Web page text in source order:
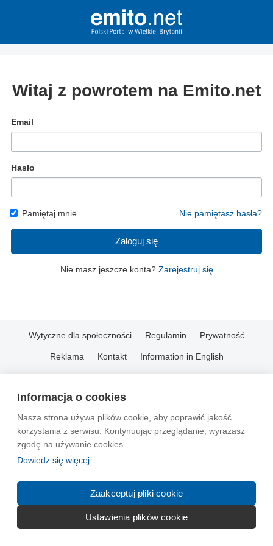
Informacja o cookies
Nasza strona używa plików cookie, aby poprawić jakość
korzystania z serwisu. Kontynuując przeglądanie, wyrażasz
zgodę na używanie cookies.
Dowiedz się więcej
Zaakceptuj pliki cookie
Ustawienia plików cookie
Witaj z powrotem na Emito.net
Email
Hasło
Pamiętaj mnie. Nie pamiętasz hasła?
Zaloguj się
Nie masz jeszcze konta? Zarejestruj się
Wytyczne dla społeczności Regulamin Prywatność
Reklama Kontakt Information in English